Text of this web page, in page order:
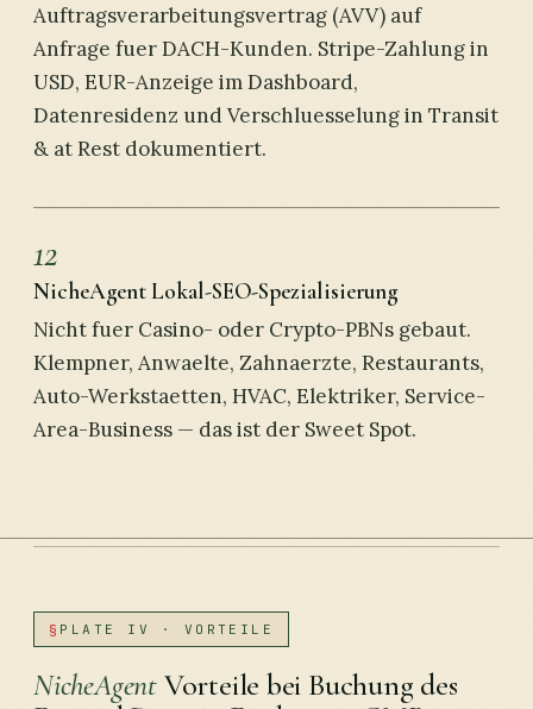
Auftragsverarbeitungsvertrag (AVV) auf
Anfrage fuer DACH-Kunden. Stripe-Zahlung in
USD, EUR-Anzeige im Dashboard,
Datenresidenz und Verschluesselung in Transit
& at Rest dokumentiert.
12
NicheAgent Lokal-SEO-Spezialisierung
Nicht fuer Casino- oder Crypto-PBNs gebaut.
Klempner, Anwaelte, Zahnaerzte, Restaurants,
Auto-Werkstaetten, HVAC, Elektriker, Service-
Area-Business — das ist der Sweet Spot.
§ PLATE IV · VORTEILE
NicheAgentVorteile bei Buchung des